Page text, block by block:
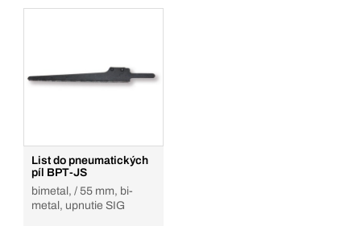
List do pneumatických
píl BPT-JS
bimetal, / 55 mm, bi-
metal, upnutie SIG